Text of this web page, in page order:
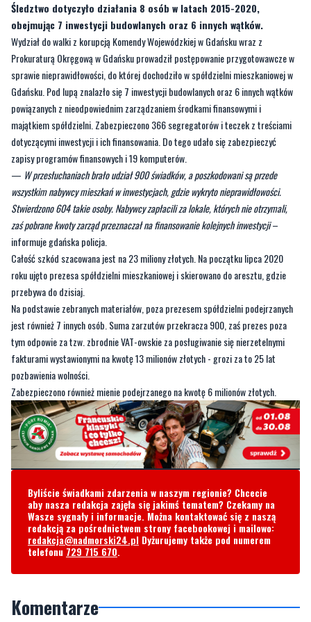
Śledztwo dotyczyło działania 8 osób w latach 2015-2020,
obejmując 7 inwestycji budowlanych oraz 6 innych wątków.
Wydział do walki z korupcją Komendy Wojewódzkiej w Gdańsku wraz z
Prokuraturą Okręgową w Gdańsku prowadził postępowanie przygotowawcze w
sprawie nieprawidłowości, do której dochodziło w spółdzielni mieszkaniowej w
Gdańsku. Pod lupą znalazło się 7 inwestycji budowlanych oraz 6 innych wątków
powiązanych z nieodpowiednim zarządzaniem środkami finansowymi i
majątkiem spółdzielni. Zabezpieczono 366 segregatorów i teczek z treściami
dotyczącymi inwestycji i ich finansowania. Do tego udało się zabezpieczyć
zapisy programów finansowych i 19 komputerów.
— W przesłuchaniach brało udział 900 świadków, a poszkodowani są przede
wszystkim nabywcy mieszkań w inwestycjach, gdzie wykryto nieprawidłowości.
Stwierdzono 604 takie osoby. Nabywcy zapłacili za lokale, których nie otrzymali,
zaś pobrane kwoty zarząd przeznaczał na finansowanie kolejnych inwestycji–
informuje gdańska policja.
Całość szkód szacowana jest na 23 miliony złotych. Na początku lipca 2020
roku ujęto prezesa spółdzielni mieszkaniowej i skierowano do aresztu, gdzie
przebywa do dzisiaj.
Na podstawie zebranych materiałów, poza prezesem spółdzielni podejrzanych
jest również 7 innych osób. Suma zarzutów przekracza 900, zaś prezes poza
tym odpowie za tzw. zbrodnie VAT-owskie za posługiwanie się nierzetelnymi
fakturami wystawionymi na kwotę 13 milionów złotych - grozi za to 25 lat
pozbawienia wolności.
Zabezpieczono również mienie podejrzanego na kwotę 6 milionów złotych.
Byliście świadkami zdarzenia w naszym regionie? Chcecie
aby nasza redakcja zajęła się jakimś tematem? Czekamy na
Wasze sygnały i informacje. Można kontaktować się z naszą
redakcją za pośrednictwem strony facebookowej i mailowo:
redakcja@nadmorski24.pl Dyżurujemy także pod numerem
telefonu 729 715 670.
Komentarze